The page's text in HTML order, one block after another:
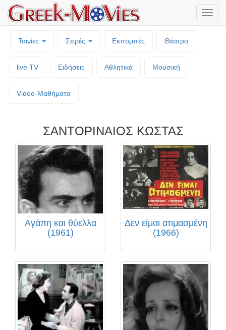
Ταινίες Σειρές Εκπομπές Θέατρο
live TV Ειδήσεις Αθλητικά Μουσική
Video-Mαθήματα
ΣΑΝΤΟΡΙΝΑΙΟΣ ΚΩΣΤΑΣ
Αγάπη και θύελλα
(1961)
Δεν είμαι ατιμασμένη
(1966)